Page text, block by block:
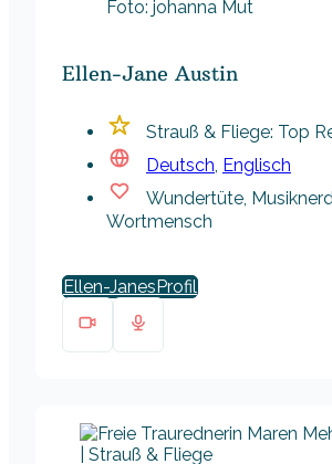
Foto: johanna Mut
Ellen-Jane Austin
Strauß & Fliege: Top
Deutsch, Englisch
Wundertüte,
Wortmensch
Ellen-Janes